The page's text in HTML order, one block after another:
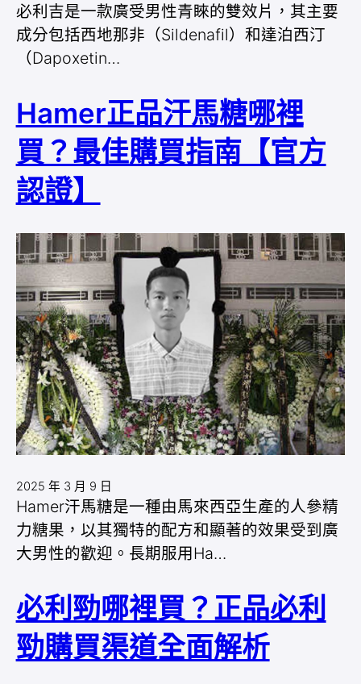
必利吉是一款廣受男性青睞的雙效片，其主要
成分包括西地那非（Sildenafil）和達泊西汀
（Dapoxetin…
Hamer正品汗馬糖哪裡
買？最佳購買指南【官方
認證】
2025 年 3 月 9 日
Hamer汗馬糖是一種由馬來西亞生產的人參精
力糖果，以其獨特的配方和顯著的效果受到廣
大男性的歡迎。長期服用Ha…
必利勁哪裡買？正品必利
勁購買渠道全面解析